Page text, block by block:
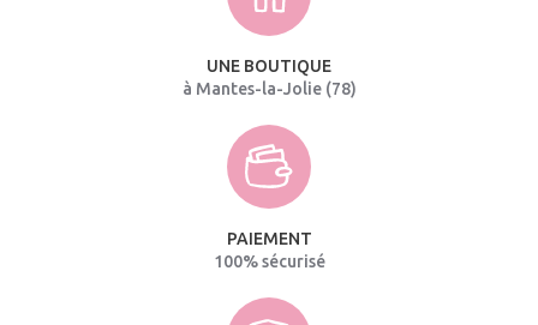
UNE BOUTIQUE
à Mantes-la-Jolie (78)
PAIEMENT
100% sécurisé